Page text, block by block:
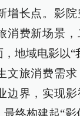
增长点。影
消费新场景，
地域电影以“
文旅消费需求
边界，实现
终构建起“